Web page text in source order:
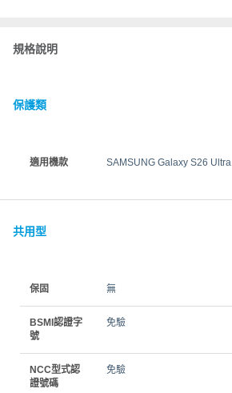
規格說明
保護類
適用機款 SAMSUNG Galaxy S26 Ultra
共用型
保固 無
BSMI認證字
號
免驗
NCC型式認
證號碼
免驗